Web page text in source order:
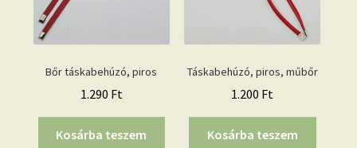
Bőr táskabehúzó, piros
1.290 Ft
Kosárba teszem
Táskabehúzó, piros, műbőr
1.200 Ft
Kosárba teszem